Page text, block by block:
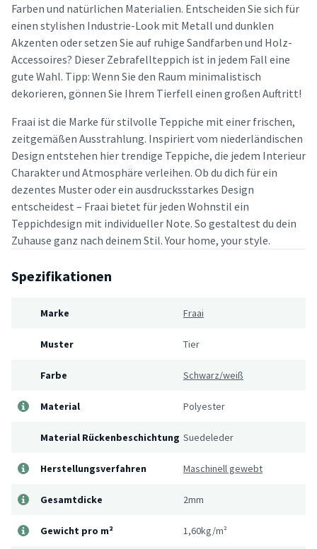
Farben und natürlichen Materialien. Entscheiden Sie sich für
einen stylishen Industrie-Look mit Metall und dunklen
Akzenten oder setzen Sie auf ruhige Sandfarben und Holz-
Accessoires? Dieser Zebrafellteppich ist in jedem Fall eine
gute Wahl. Tipp: Wenn Sie den Raum minimalistisch
dekorieren, gönnen Sie Ihrem Tierfell einen großen Auftritt!
Fraai ist die Marke für stilvolle Teppiche mit einer frischen,
zeitgemäßen Ausstrahlung. Inspiriert vom niederländischen
Design entstehen hier trendige Teppiche, die jedem Interieur
Charakter und Atmosphäre verleihen. Ob du dich für ein
dezentes Muster oder ein ausdrucksstarkes Design
entscheidest – Fraai bietet für jeden Wohnstil ein
Teppichdesign mit individueller Note. So gestaltest du dein
Zuhause ganz nach deinem Stil. Your home, your style.
Spezifikationen
Marke Fraai
Muster Tier
Farbe Schwarz/weiß
Material Polyester
Material Rückenbeschichtung Suedeleder
Herstellungsverfahren Maschinell gewebt
Gesamtdicke 2mm
Gewicht pro m² 1,60kg/m²